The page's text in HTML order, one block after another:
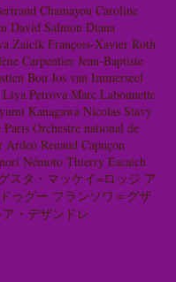
Chamayou Caroline
David Salmon Diana
Zaïcik François-Xavier Roth
Carpentier Jean-Baptiste
Bou Jos van Immerseel
Liya Petrova Marc Labonnette
Kanagawa Nicolas Stavy
Paris Orchestre national de
Ardeo Renaud Capuçon
Némoto Thierry Escaich
スタ・マッケイ=ロッジ ア
ゥグー フランソワ＝グザ
ア・デザンドレ